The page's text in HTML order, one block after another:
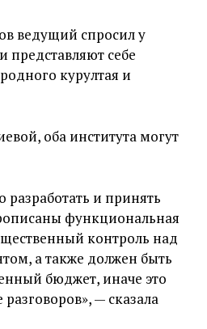
ведущий спросил у
представляют себе
курултая и
оба института могут
и принять
функциональная
контроль над
а также должен быть
бюджет, иначе это
разговоров», — сказала